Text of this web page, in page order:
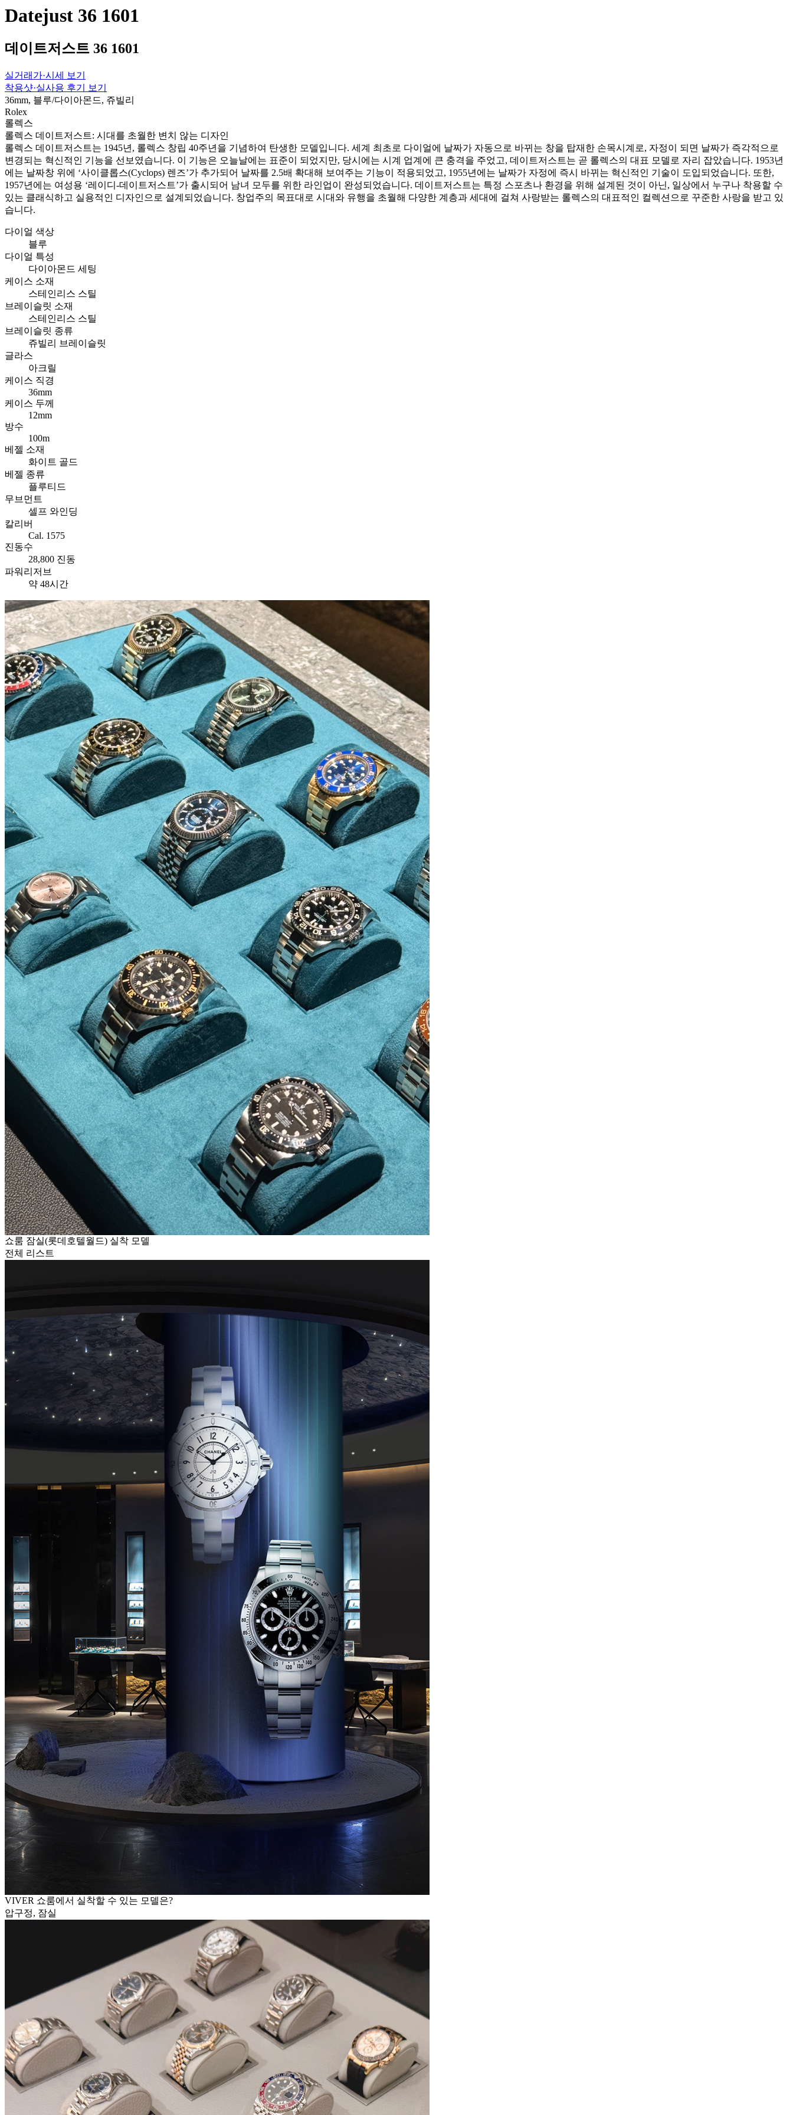
Datejust 36 1601
데이트저스트 36 1601
실거래가·시세 보기
착용샷·실사용 후기 보기
36mm, 블루/다이아몬드, 쥬빌리
Rolex
롤렉스
롤렉스 데이트저스트: 시대를 초월한 변치 않는 디자인
롤렉스 데이트저스트는 1945년, 롤렉스 창립 40주년을 기념하여 탄생한 모델입니다. 세계 최초로 다이얼에 날짜가 자동으로 바뀌는 창을 탑재한 손목시계로, 자정이 되면 날짜가 즉각적으로
변경되는 혁신적인 기능을 선보였습니다. 이 기능은 오늘날에는 표준이 되었지만, 당시에는 시계 업계에 큰 충격을 주었고, 데이트저스트는 곧 롤렉스의 대표 모델로 자리 잡았습니다. 1953년
에는 날짜창 위에 ‘사이클롭스(Cyclops) 렌즈’가 추가되어 날짜를 2.5배 확대해 보여주는 기능이 적용되었고, 1955년에는 날짜가 자정에 즉시 바뀌는 혁신적인 기술이 도입되었습니다. 또한,
1957년에는 여성용 ‘레이디-데이트저스트’가 출시되어 남녀 모두를 위한 라인업이 완성되었습니다. 데이트저스트는 특정 스포츠나 환경을 위해 설계된 것이 아닌, 일상에서 누구나 착용할 수
있는 클래식하고 실용적인 디자인으로 설계되었습니다. 창업주의 목표대로 시대와 유행을 초월해 다양한 계층과 세대에 걸쳐 사랑받는 롤렉스의 대표적인 컬렉션으로 꾸준한 사랑을 받고 있
습니다.
다이얼 색상
블루
다이얼 특성
다이아몬드 세팅
케이스 소재
스테인리스 스틸
브레이슬릿 소재
스테인리스 스틸
브레이슬릿 종류
쥬빌리 브레이슬릿
글라스
아크릴
케이스 직경
36mm
케이스 두께
12mm
방수
100m
베젤 소재
화이트 골드
베젤 종류
플루티드
무브먼트
셀프 와인딩
칼리버
Cal. 1575
진동수
28,800 진동
파워리저브
약 48시간
쇼룸 잠실(롯데호텔월드) 실착 모델
전체 리스트
VIVER 쇼룸에서 실착할 수 있는 모델은?
압구정, 잠실